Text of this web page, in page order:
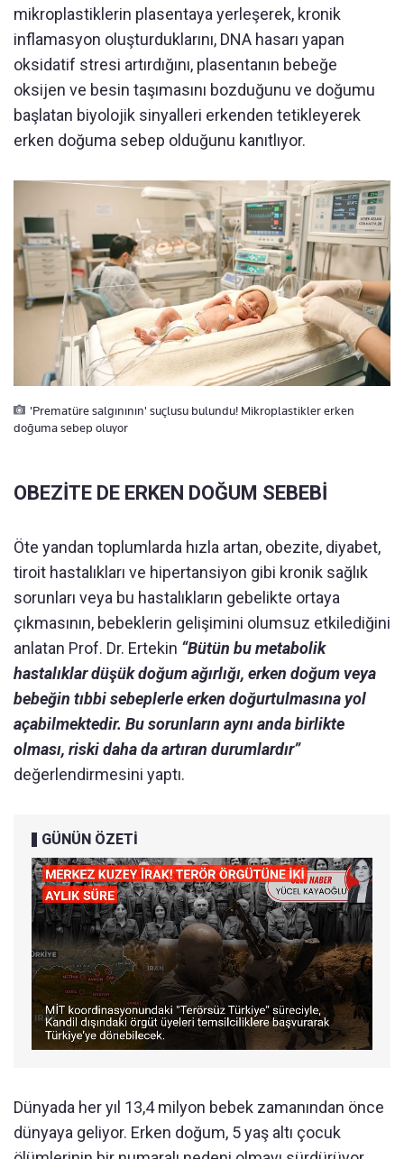
mikroplastiklerin plasentaya yerleşerek, kronik
inflamasyon oluşturduklarını, DNA hasarı yapan
oksidatif stresi artırdığını, plasentanın bebeğe
oksijen ve besin taşımasını bozduğunu ve doğumu
başlatan biyolojik sinyalleri erkenden tetikleyerek
erken doğuma sebep olduğunu kanıtlıyor.
'Prematüre salgınının' suçlusu bulundu! Mikroplastikler erken
doğuma sebep oluyor
OBEZİTE DE ERKEN DOĞUM SEBEBİ
Öte yandan toplumlarda hızla artan, obezite, diyabet,
tiroit hastalıkları ve hipertansiyon gibi kronik sağlık
sorunları veya bu hastalıkların gebelikte ortaya
çıkmasının, bebeklerin gelişimini olumsuz etkilediğini
anlatan Prof. Dr. Ertekin “Bütün bu metabolik
hastalıklar düşük doğum ağırlığı, erken doğum veya
bebeğin tıbbi sebeplerle erken doğurtulmasına yol
açabilmektedir. Bu sorunların aynı anda birlikte
olması, riski daha da artıran durumlardır”
değerlendirmesini yaptı.
GÜNÜN ÖZETİ
Dünyada her yıl 13,4 milyon bebek zamanından önce
dünyaya geliyor. Erken doğum, 5 yaş altı çocuk